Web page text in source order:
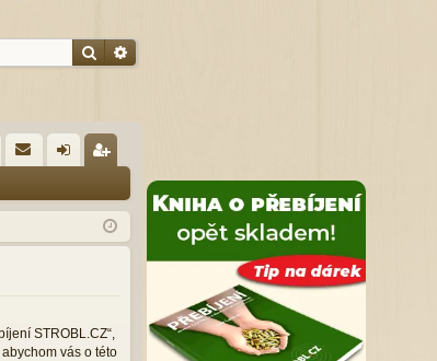
HledatPokročilé hledání
lá
sit
ist
ro
STROBL.CZ“,
vás o této